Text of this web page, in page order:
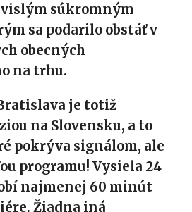
súkromným
sa podarilo obstáť v
obecných
na trhu.
je totiž
na Slovensku, a to
pokrýva signálom, ale
programu! Vysiela 24
najmenej 60 minút
Žiadna iná